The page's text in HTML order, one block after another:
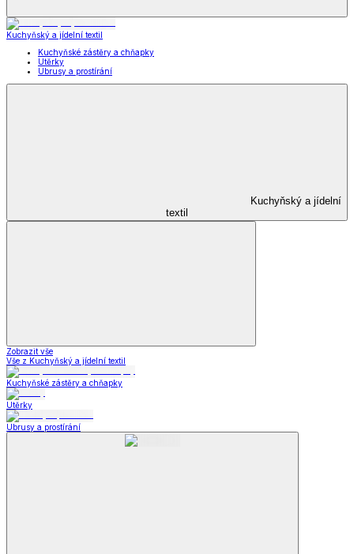
Kuchyňský a jídelní textil
Kuchyňské zástěry a chňapky
Utěrky
Ubrusy a prostírání
Kuchyňský a jídelní
textil
Zobrazit vše
Vše z Kuchyňský a jídelní textil
Kuchyňské zástěry a chňapky
Utěrky
Ubrusy a prostírání